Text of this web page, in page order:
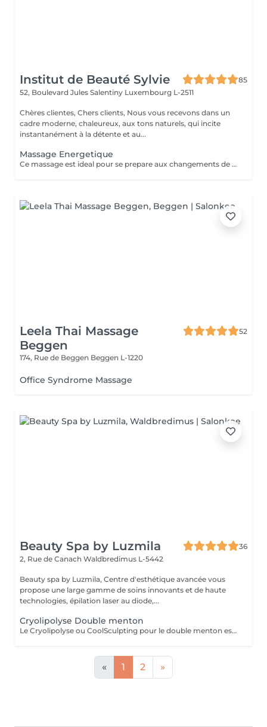
Institut de Beauté Sylvie
85
52, Boulevard Jules Salentiny Luxembourg L-2511
Chères clientes, Chers clients, Nous vous recevons dans un
cadre moderne, chaleureux, aux tons naturels, qui incite
instantanément à la détente et au...
Massage Energetique
Ce massage est ideal pour se prepare aux changements de saison ,anti fatigue ,anti stress il vous permet de deposer vos bagages afin et de renouveler vos ernergies pour mieux aborder la saison nouvelle
Leela Thai Massage
Beggen
52
174, Rue de Beggen Beggen L-1220
Office Syndrome Massage
Beauty Spa by Luzmila
36
2, Rue de Canach Waldbredimus L-5442
Beauty spa by Luzmila, Centre d'esthétique avancée vous
propose une large gamme de soins innovants et de haute
technologies, épilation laser au diode,...
Cryolipolyse Double menton
Le Cryolipolyse ou CoolSculpting pour le double menton est un traitement esthétique efficace et non invasif permettant de réduire l'apparence du double menton. Cette méthode utilise des températures très basses pour détruire les cellules graisseuses situées sous la peau, qui sont ensuite éliminées naturellement par le corps sans endommager les tissus environnants. Le résultat est une réduction visible de la graisse sous-mentonnière, pour un visage plus affiné. Avantages : Réduction de l'apparence du double menton sans chirurgie ; Traitement Non invasif et sans douleur ; Résultats visibles après quelques séances. Réservez dès aujourd'hui votre séance de Cryolipolyse pour le double menton et découvrez les résultats incroyables de cette technologie innovante !
« 1 2 »